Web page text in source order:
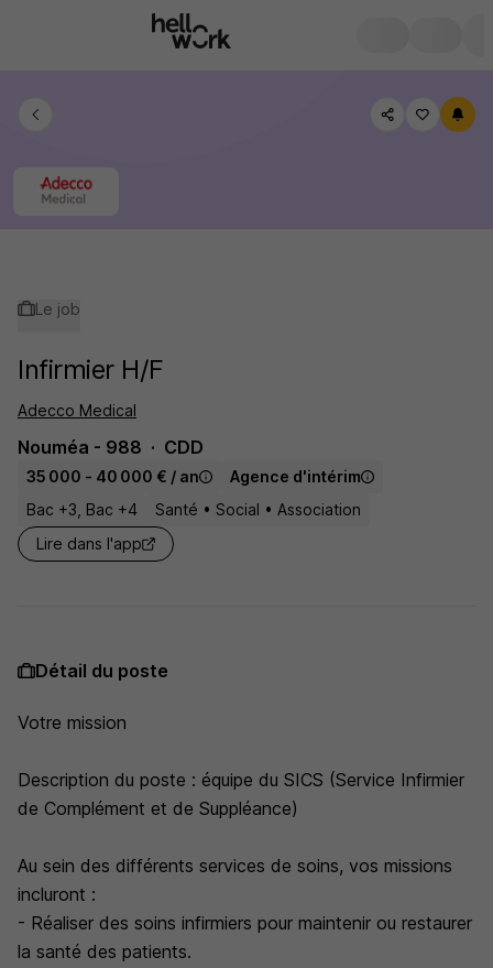
Le job
Infirmier H/F
Adecco Medical
Nouméa - 988 CDD
35 000 - 40 000 € / an
Agence d'intérim
Bac +3, Bac +4
Santé • Social • Association
Lire dans l'app
Détail du poste
Votre mission
Description du poste : équipe du SICS (Service Infirmier
de Complément et de Suppléance)
Au sein des différents services de soins, vos missions
incluront :
- Réaliser des soins infirmiers pour maintenir ou restaurer
la santé des patients.